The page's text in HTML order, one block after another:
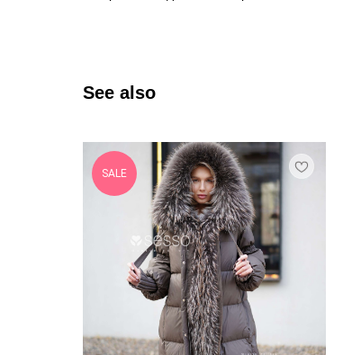
See also
SALE